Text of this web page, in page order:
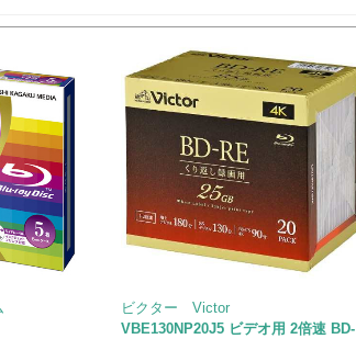
ビクター Victor
VBE130NP20J5 ビデオ用 2倍速 BD-